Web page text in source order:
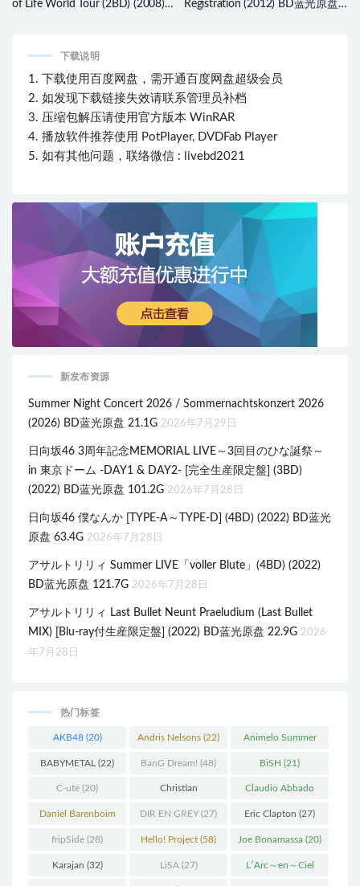
of Life World Tour (2BD) (2008)
Registration (2012) BD蓝光原盘
下载说明
1. 下载使用百度网盘，需开通百度网盘超级会员
2. 如发现下载链接失效请联系管理员补档
3. 压缩包解压请使用官方版本 WinRAR
4. 播放软件推荐使用 PotPlayer, DVDFab Player
5. 如有其他问题，联络微信 : livebd2021
新发布资源
Summer Night Concert 2026 / Sommernachtskonzert 2026
(2026) BD蓝光原盘 21.1G 2026年7月29日
日向坂46 3周年記念MEMORIAL LIVE～3回目のひな誕祭～
in 東京ドーム -DAY1 & DAY2- [完全生産限定盤] (3BD)
(2022) BD蓝光原盘 101.2G 2026年7月28日
日向坂46 僕なんか [TYPE-A～TYPE-D] (4BD) (2022) BD蓝光
原盘 63.4G 2026年7月28日
アサルトリリィ Summer LIVE「voller Blute」(4BD) (2022)
BD蓝光原盘 121.7G 2026年7月28日
アサルトリリィ Last Bullet Neunt Praeludium (Last Bullet
MIX) [Blu-ray付生産限定盤] (2022) BD蓝光原盘 22.9G 2026
年7月28日
热门标签
AKB48(20) Andris Nelsons (22) Animelo Summer
Live (34)
BABYMETAL (22) BanG Dream! (48) BiSH (21)
C-ute (20) Christian
Thielemann(36)
Claudio Abbado
(25)
Daniel Barenboim
(37)
DIR EN GREY (27) Eric Clapton (27)
fripSide (28) Hello! Project (58) Joe Bonamassa (20)
Karajan (32) LiSA(27) L′Arc～en～Ciel